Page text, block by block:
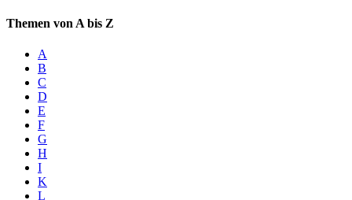
Themen von A bis Z
A
B
C
D
E
F
G
H
I
K
L